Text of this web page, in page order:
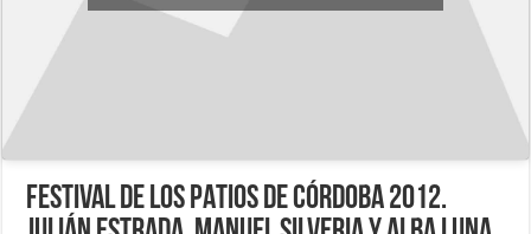
FESTIVAL DE LOS PATIOS DE CÓRDOBA 2012.